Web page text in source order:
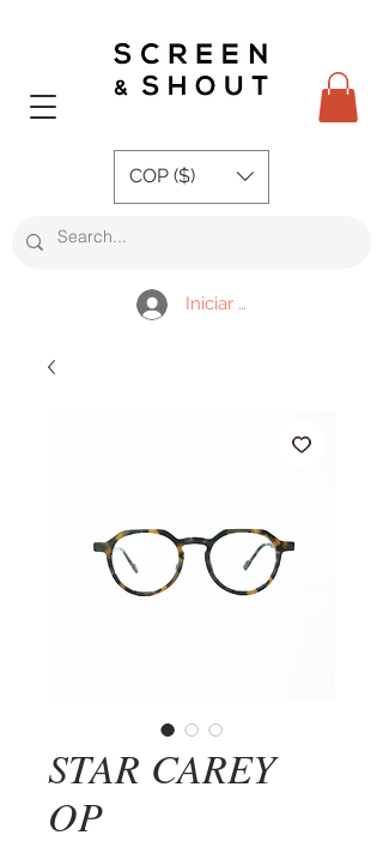
Iniciar sesión
COP ($)
STAR CAREY
OP